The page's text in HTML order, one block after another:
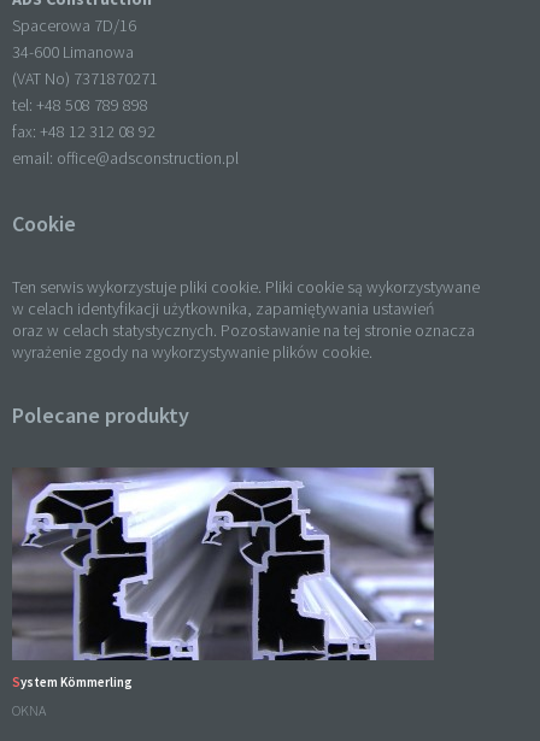
Spacerowa 7D/16
34-600 Limanowa
(VAT No) 7371870271
tel: +48 508 789 898
fax: +48 12 312 08 92
email: office@adsconstruction.pl
Cookie
Ten serwis wykorzystuje pliki cookie. Pliki cookie są wykorzystywane
w celach identyfikacji użytkownika, zapamiętywania ustawień
oraz w celach statystycznych. Pozostawanie na tej stronie oznacza
wyrażenie zgody na wykorzystywanie plików cookie.
Polecane produkty
System Kömmerling
OKNA